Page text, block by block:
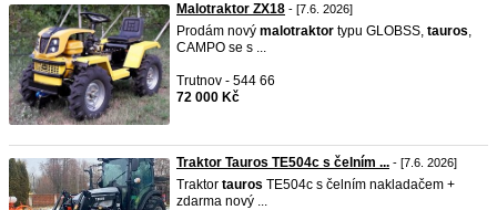
Malotraktor ZX18 - [7.6. 2026]
Prodám nový malotraktor typu GLOBSS, tauros,
CAMPO se s ...
Trutnov - 544 66
72 000 Kč
Traktor Tauros TE504c s čelním ... - [7.6. 2026]
Traktor tauros TE504c s čelním nakladačem +
zdarma nový ...